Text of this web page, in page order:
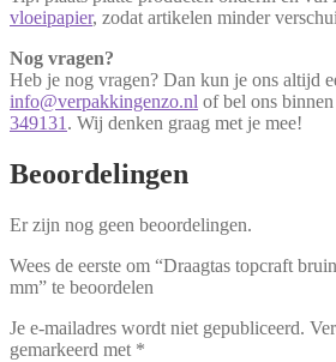
vloeipapier, zodat artikelen minder
Nog vragen?
Heb je nog vragen? Dan kun je ons altijd
info@verpakkingenzo.nl of bel ons
349131 . Wij denken graag met je mee!
Beoordelingen
Er zijn nog geen beoordelingen.
Wees de eerste om “Draagtas topcraft
mm” te beoordelen
Je e-mailadres wordt niet gepubliceerd.
gemarkeerd met *